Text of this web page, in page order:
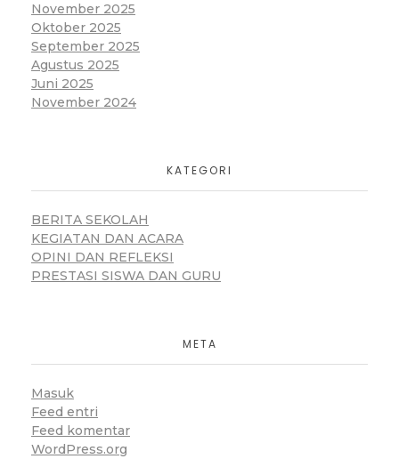
November 2025
Oktober 2025
September 2025
Agustus 2025
Juni 2025
November 2024
KATEGORI
BERITA SEKOLAH
KEGIATAN DAN ACARA
OPINI DAN REFLEKSI
PRESTASI SISWA DAN GURU
META
Masuk
Feed entri
Feed komentar
WordPress.org